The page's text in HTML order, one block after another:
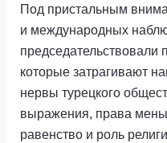
Под пристальным
и международных
которые затрагивают
нервы турецкого
выражения, права
равенство и роль